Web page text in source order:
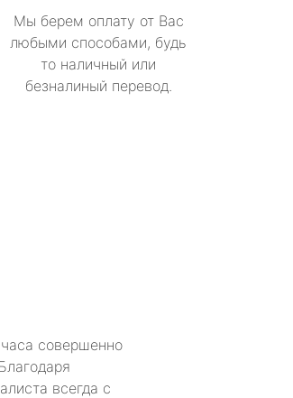
Мы берем оплату от Вас
любыми способами, будь
то наличный или
безналиный перевод.
совершенно
всегда с